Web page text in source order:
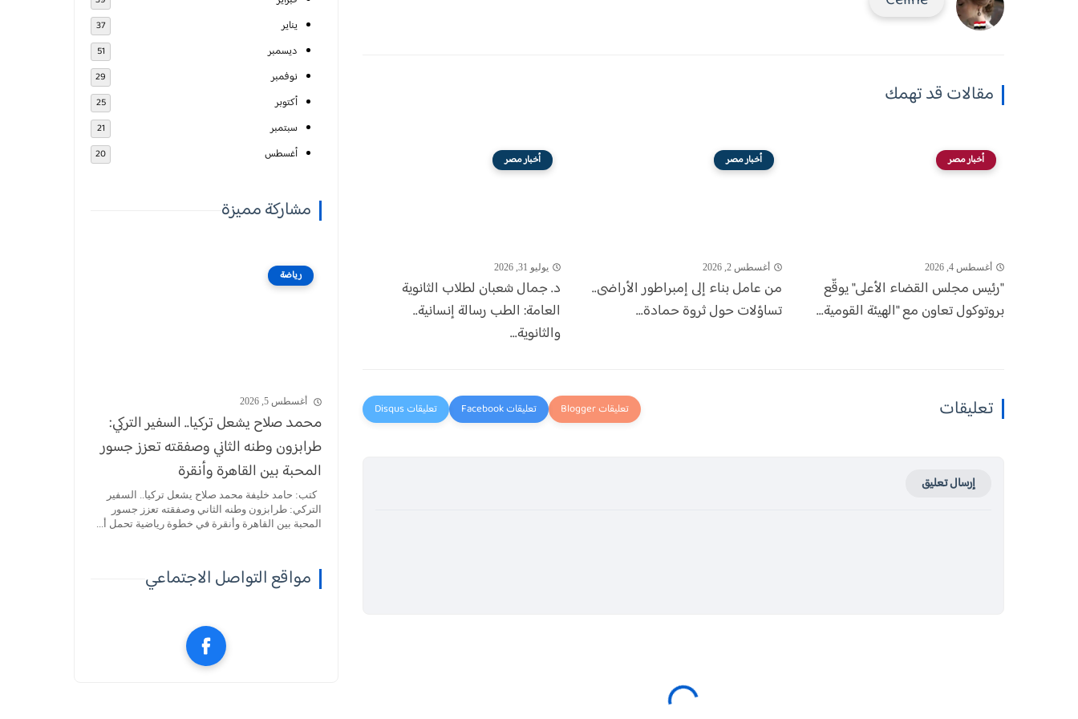
مقالات قد تهمك
أخبار مصر
أغسطس 4, 2026
"رئيس مجلس القضاء الأعلى" يوقّع
بروتوكول تعاون مع "الهيئة القومية...
أخبار مصر
أغسطس 2, 2026
من عامل بناء إلى إمبراطور الأراضى..
تساؤلات حول ثروة حمادة...
أخبار مصر
يوليو 31, 2026
د. جمال شعبان لطلاب الثانوية
العامة: الطب رسالة إنسانية..
والثانوية...
تعليقات
إرسال تعليق
يناير 37
ديسمبر 51
نوفمبر 29
أكتوبر 25
سبتمبر 21
أغسطس 20
مشاركة مميزة
رياضة
أغسطس 5, 2026
محمد صلاح يشعل تركيا.. السفير التركي:
طرابزون وطنه الثاني وصفقته تعزز جسور
المحبة بين القاهرة وأنقرة
كتب: حامد خليفة محمد صلاح يشعل تركيا.. السفير
التركي: طرابزون وطنه الثاني وصفقته تعزز جسور
المحبة بين القاهرة وأنقرة في خطوة رياضية تحمل أ...
مواقع التواصل الاجتماعي